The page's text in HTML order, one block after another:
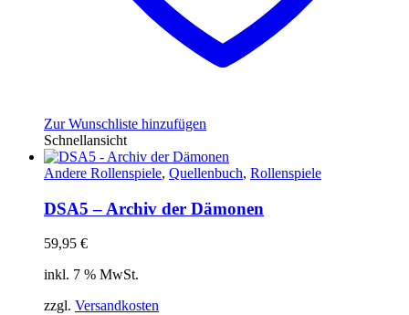
Zur Wunschliste hinzufügen
Schnellansicht
Andere Rollenspiele, Quellenbuch, Rollenspiele
DSA5 – Archiv der Dämonen
59,95 €
inkl. 7 % MwSt.
zzgl. Versandkosten